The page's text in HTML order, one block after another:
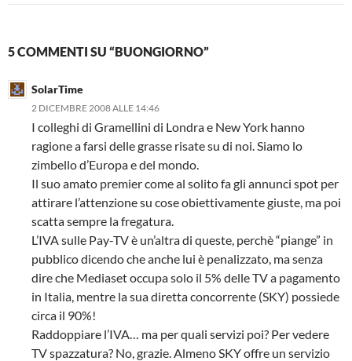
5 COMMENTI SU “BUONGIORNO”
SolarTime
2 DICEMBRE 2008 ALLE 14:46
I colleghi di Gramellini di Londra e New York hanno
ragione a farsi delle grasse risate su di noi. Siamo lo
zimbello d’Europa e del mondo.
Il suo amato premier come al solito fa gli annunci spot per
attirare l’attenzione su cose obiettivamente giuste, ma poi
scatta sempre la fregatura.
L’IVA sulle Pay-TV è un’altra di queste, perchè “piange” in
pubblico dicendo che anche lui è penalizzato, ma senza
dire che Mediaset occupa solo il 5% delle TV a pagamento
in Italia, mentre la sua diretta concorrente (SKY) possiede
circa il 90%!
Raddoppiare l’IVA… ma per quali servizi poi? Per vedere
TV spazzatura? No, grazie. Almeno SKY offre un servizio